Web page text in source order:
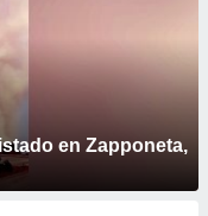
en Zapponeta,